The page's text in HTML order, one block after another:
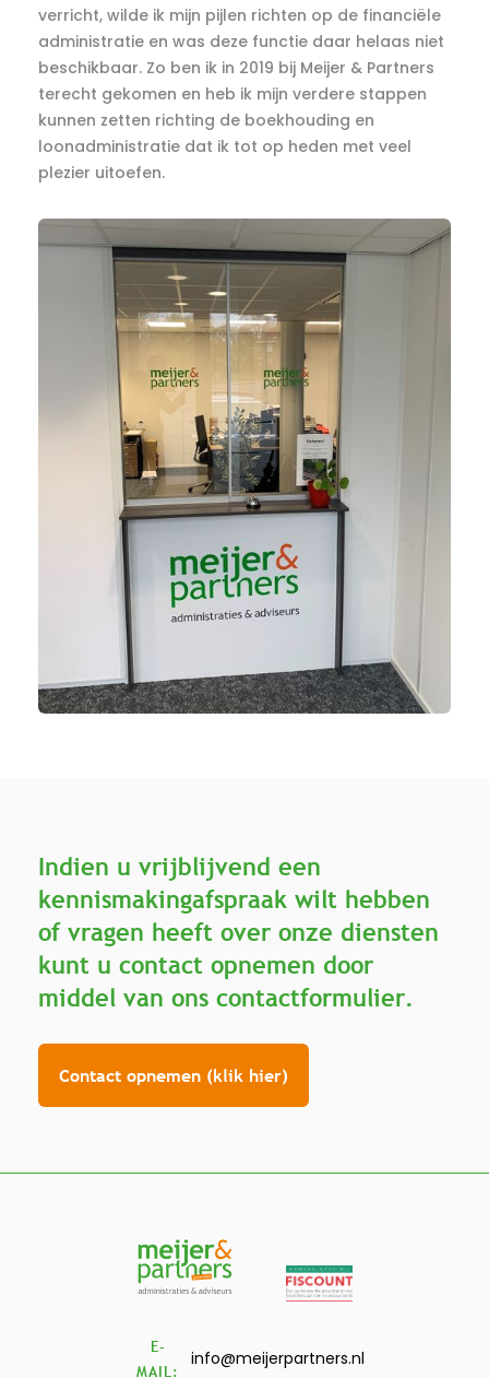
verricht, wilde ik mijn pijlen richten op de financiële
administratie en was deze functie daar helaas niet
beschikbaar. Zo ben ik in 2019 bij Meijer & Partners
terecht gekomen en heb ik mijn verdere stappen
kunnen zetten richting de boekhouding en
loonadministratie dat ik tot op heden met veel
plezier uitoefen.
Indien u vrijblijvend een
kennismakingafspraak wilt hebben
of vragen heeft over onze diensten
kunt u contact opnemen door
middel van ons contactformulier.
Contact opnemen (klik hier)
E-
MAIL:
info@meijerpartners.nl